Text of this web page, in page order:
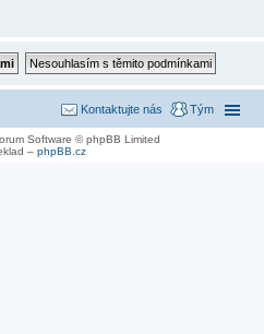
Tým
Kontaktujte nás
Software © phpBB Limited
– phpBB.cz